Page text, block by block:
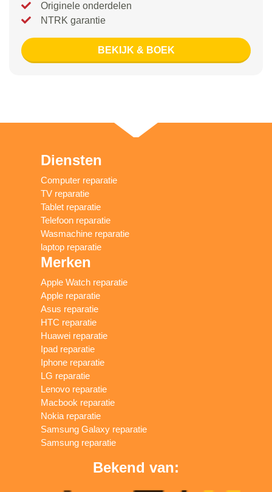
Originele onderdelen
NTRK garantie
BEKIJK & BOEK
Diensten
Computer reparatie
TV reparatie
Tablet reparatie
Telefoon reparatie
Wasmachine reparatie
laptop reparatie
Merken
Apple Watch reparatie
Apple reparatie
Asus reparatie
HTC reparatie
Huawei reparatie
Ipad reparatie
Iphone reparatie
LG reparatie
Lenovo reparatie
Macbook reparatie
Nokia reparatie
Samsung Galaxy reparatie
Samsung reparatie
Bekend van: